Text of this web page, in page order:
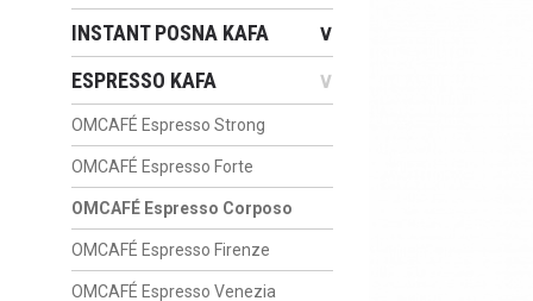
INSTANT POSNA KAFA
∨
ESPRESSO KAFA
∨
OMCAFÉ Espresso Strong
OMCAFÉ Espresso Forte
OMCAFÉ Espresso Corposo
OMCAFÉ Espresso Firenze
OMCAFÉ Espresso Venezia